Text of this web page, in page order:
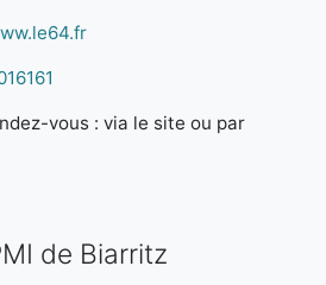
vous : via le site ou par
de Biarritz